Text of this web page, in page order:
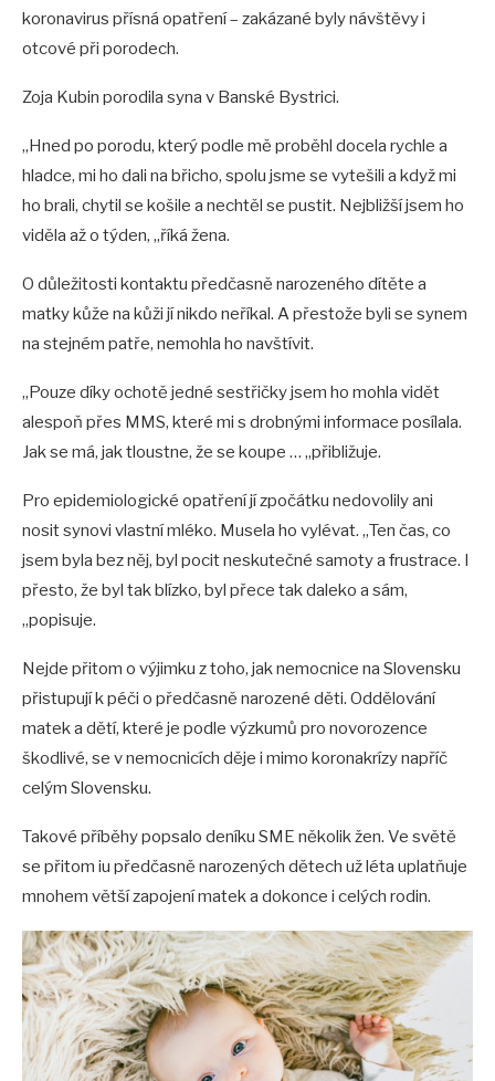
koronavirus přísná opatření – zakázané byly návštěvy i
otcové při porodech.
Zoja Kubin porodila syna v Banské Bystrici.
„Hned po porodu, který podle mě proběhl docela rychle a
hladce, mi ho dali na břicho, spolu jsme se vytešili a když mi
ho brali, chytil se košile a nechtěl se pustit. Nejbližší jsem ho
viděla až o týden, „říká žena.
O důležitosti kontaktu předčasně narozeného dítěte a
matky kůže na kůži jí nikdo neříkal. A přestože byli se synem
na stejném patře, nemohla ho navštívit.
„Pouze díky ochotě jedné sestřičky jsem ho mohla vidět
alespoň přes MMS, které mi s drobnými informace posílala.
Jak se má, jak tloustne, že se koupe … „přibližuje.
Pro epidemiologické opatření jí zpočátku nedovolily ani
nosit synovi vlastní mléko. Musela ho vylévat. „Ten čas, co
jsem byla bez něj, byl pocit neskutečné samoty a frustrace. I
přesto, že byl tak blízko, byl přece tak daleko a sám,
„popisuje.
Nejde přitom o výjimku z toho, jak nemocnice na Slovensku
přistupují k péči o předčasně narozené děti. Oddělování
matek a dětí, které je podle výzkumů pro novorozence
škodlivé, se v nemocnicích děje i mimo koronakrízy napříč
celým Slovensku.
Takové příběhy popsalo deníku SME několik žen. Ve světě
se přitom iu předčasně narozených dětech už léta uplatňuje
mnohem větší zapojení matek a dokonce i celých rodin.